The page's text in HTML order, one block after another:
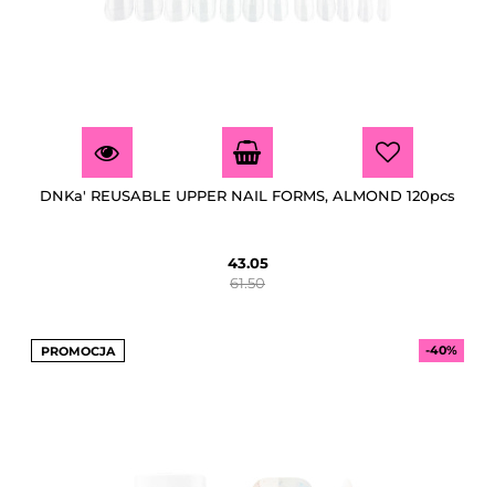
DNKa' REUSABLE UPPER NAIL FORMS, ALMOND 120pcs
43.05
61.50
PROMOCJA -40%